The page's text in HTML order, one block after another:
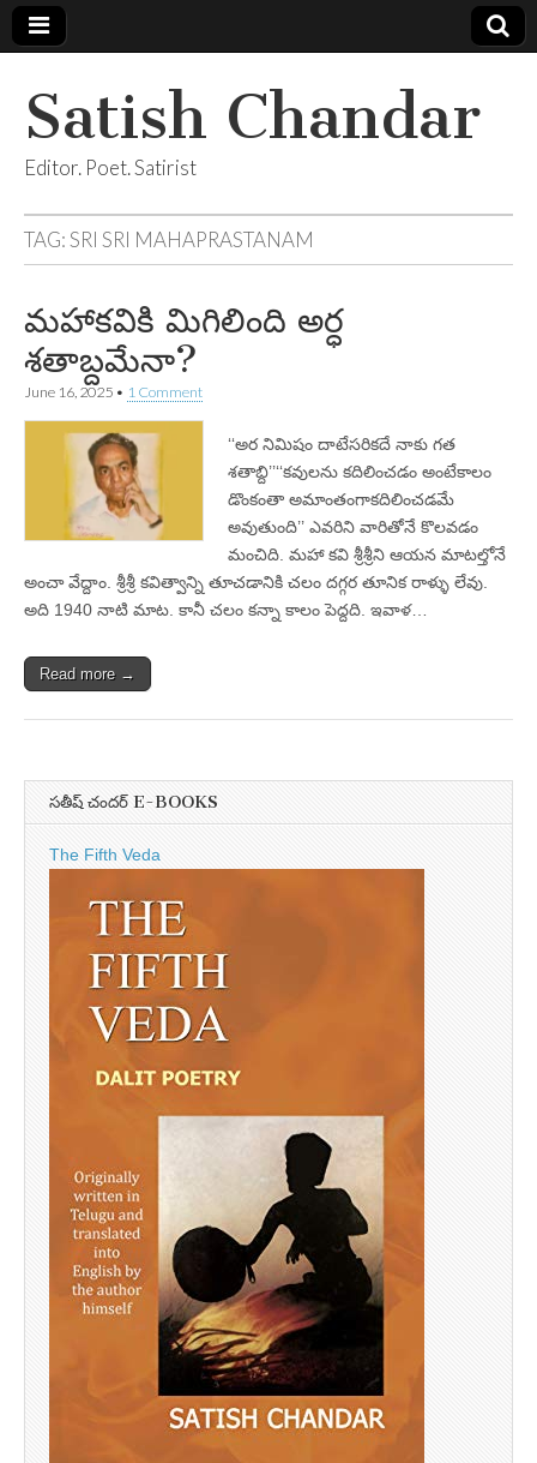
Satish Chandar
Editor. Poet. Satirist
TAG:SRI SRI MAHAPRASTANAM
మహాకవికి మిగిలింది అర్ధ
శతాబ్దమేనా?
June 16, 2025 • 1 Comment
‘‘అర నిమిషం దాటేసరికదే నాకు గత
శతాబ్ది’’‘‘కవులను కదిలించడం అంటేకాలం
డొంకంతా అమాంతంగాకదిలించడమే
అవుతుంది’’ ఎవరిని వారితోనే కొలవడం
మంచిది. మహా కవి శ్రీశ్రీని ఆయన మాటల్తోనే
అంచా వేద్దాం. శ్రీశ్రీ కవిత్వాన్ని తూచడానికి చలం దగ్గర తూనిక రాళ్ళు లేవు.
అది 1940 నాటి మాట. కానీ చలం కన్నా కాలం పెద్దది. ఇవాళ…
Read more →
సతీష్ చందర్ E-BOOKS
The Fifth Veda